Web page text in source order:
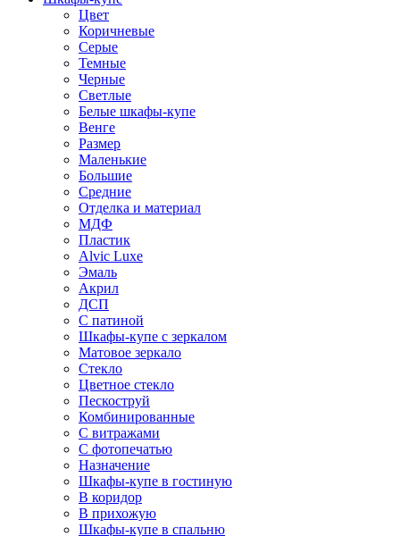
Цвет
Коричневые
Серые
Темные
Черные
Светлые
Белые шкафы-купе
Венге
Размер
Маленькие
Большие
Средние
Отделка и материал
МДФ
Пластик
Alvic Luxe
Эмаль
Акрил
ДСП
С патиной
Шкафы-купе с зеркалом
Матовое зеркало
Стекло
Цветное стекло
Пескоструй
Комбинированные
С витражами
С фотопечатью
Назначение
Шкафы-купе в гостиную
В коридор
В прихожую
Шкафы-купе в спальню